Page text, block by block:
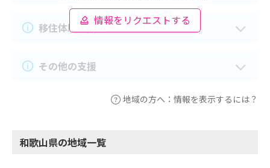
情報をリクエストする
移住体験支援
その他の支援
地域の方へ：情報を表示するには？
和歌山県の地域一覧